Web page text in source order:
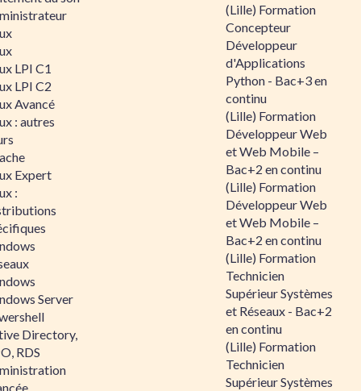
LPI C1
LPI C2
Avancé
: autres
Expert
:
Server
Directory,
RDS
(Lille) Formation
Concepteur
Développeur
d'Applications
Python - Bac+3 en
continu
(Lille) Formation
Développeur Web
et Web Mobile –
Bac+2 en continu
(Lille) Formation
Développeur Web
et Web Mobile –
Bac+2 en continu
(Lille) Formation
Technicien
Supérieur Systèmes
et Réseaux - Bac+2
en continu
(Lille) Formation
Technicien
Supérieur Systèmes